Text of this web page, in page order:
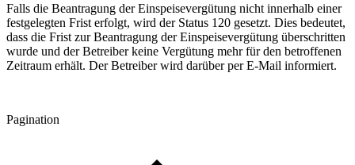
Falls die Beantragung der Einspeisevergütung nicht innerhalb einer
festgelegten Frist erfolgt, wird der Status 120 gesetzt. Dies bedeutet,
dass die Frist zur Beantragung der Einspeisevergütung überschritten
wurde und der Betreiber keine Vergütung mehr für den betroffenen
Zeitraum erhält. Der Betreiber wird darüber per E-Mail informiert.
Pagination